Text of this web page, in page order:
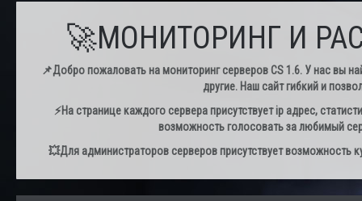
🚀МОНИТОРИНГ И
📌Добро пожаловать на мониторинг серверов CS 1.6. У нас вы
другие. Наш сайт гибкий и
⚡️На странице каждого сервера присутствует ip адрес,
возможность голосовать за любимый
💥Для администраторов серверов присутствует возможность